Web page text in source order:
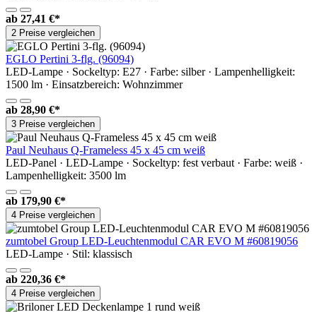
ab 27,41 €*
2 Preise vergleichen
EGLO Pertini 3-flg. (96094)
LED-Lampe · Sockeltyp: E27 · Farbe: silber · Lampenhelligkeit:
1500 lm · Einsatzbereich: Wohnzimmer
ab 28,90 €*
3 Preise vergleichen
Paul Neuhaus Q-Frameless 45 x 45 cm weiß
LED-Panel · LED-Lampe · Sockeltyp: fest verbaut · Farbe: weiß ·
Lampenhelligkeit: 3500 lm
ab 179,90 €*
4 Preise vergleichen
zumtobel Group LED-Leuchtenmodul CAR EVO M #60819056
LED-Lampe · Stil: klassisch
ab 220,36 €*
4 Preise vergleichen